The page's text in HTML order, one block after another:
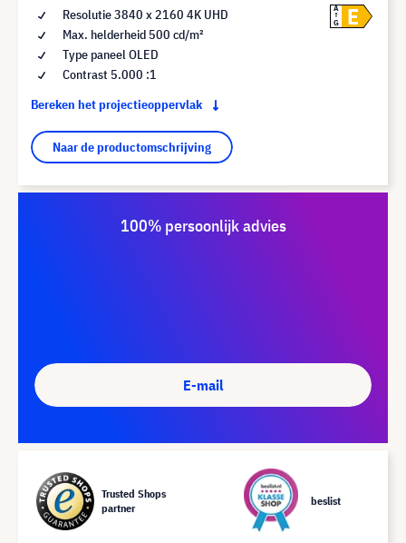
Resolutie 3840 x 2160 4K UHD
Max. helderheid 500 cd/m²
Type paneel OLED
Contrast 5.000 :1
Bereken het projectieoppervlak
Naar de productomschrijving
A
G
E
100% persoonlijk advies
E-mail
Trusted Shops
partner
beslist